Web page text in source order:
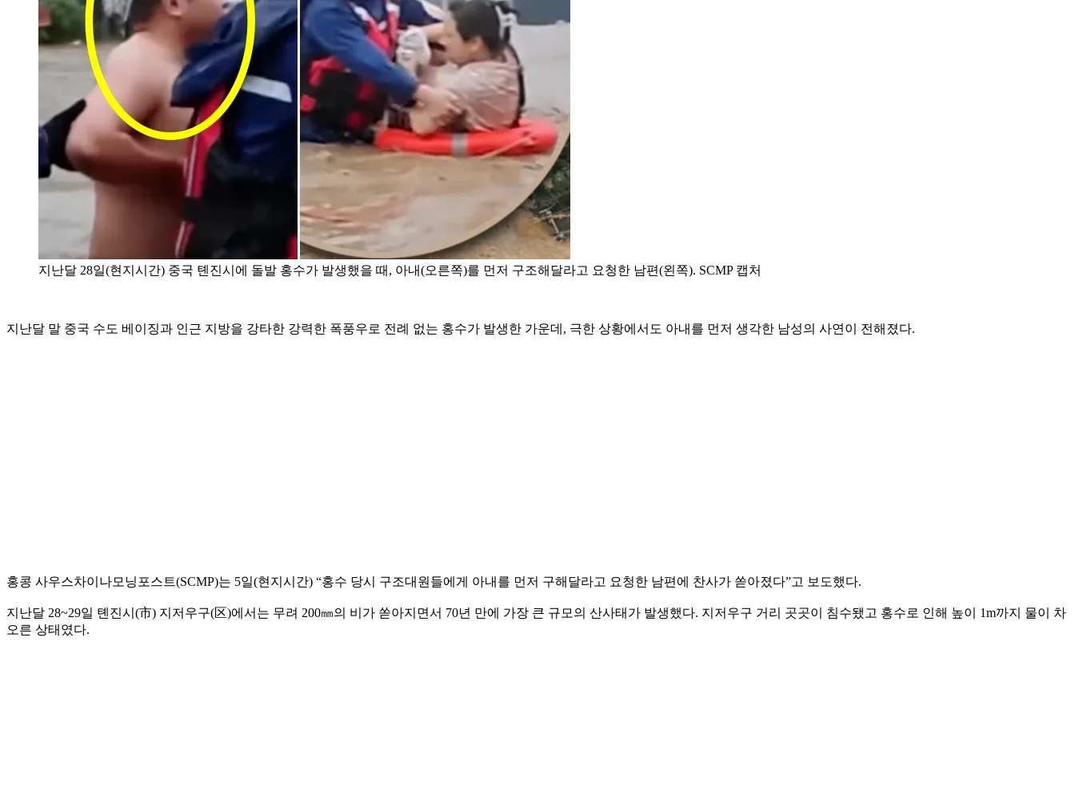
지난달 28일(현지시간) 중국 톈진시에 돌발 홍수가 발생했을 때, 아내(오른쪽)를 먼저 구조해달라고 요청한 남편(왼쪽). SCMP 캡처
지난달 말 중국 수도 베이징과 인근 지방을 강타한 강력한 폭풍우로 전례 없는 홍수가 발생한 가운데, 극한 상황에서도 아내를 먼저 생각한 남성의 사연이 전해졌다.
홍콩 사우스차이나모닝포스트(SCMP)는 5일(현지시간) “홍수 당시 구조대원들에게 아내를 먼저 구해달라고 요청한 남편에 찬사가 쏟아졌다”고 보도했다.
지난달 28~29일 톈진시(市) 지저우구(区)에서는 무려 200㎜의 비가 쏟아지면서 70년 만에 가장 큰 규모의 산사태가 발생했다. 지저우구 거리 곳곳이 침수됐고 홍수로 인해 높이 1m까지 물이 차
오른 상태였다.